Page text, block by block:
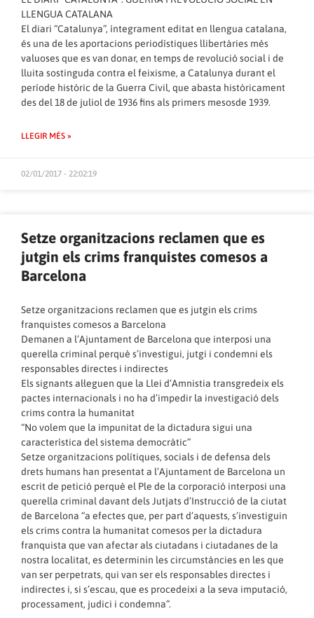
LLENGUA CATALANA
El diari “Catalunya”, íntegrament editat en llengua catalana,
és una de les aportacions periodístiques llibertàries més
valuoses que es van donar, en temps de revolució social i de
lluita sostinguda contra el feixisme, a Catalunya durant el
període històric de la Guerra Civil, que abasta històricament
des del 18 de juliol de 1936 fins als primers mesosde 1939.
LLEGIR MÉS »
02/01/2017 - 22:02:19
Setze organitzacions reclamen que es
jutgin els crims franquistes comesos a
Barcelona
Setze organitzacions reclamen que es jutgin els crims
franquistes comesos a Barcelona
Demanen a l’Ajuntament de Barcelona que interposi una
querella criminal perquè s’investigui, jutgi i condemni els
responsables directes i indirectes
Els signants al·leguen que la Llei d’Amnistia transgredeix els
pactes internacionals i no ha d’impedir la investigació dels
crims contra la humanitat
“No volem que la impunitat de la dictadura sigui una
característica del sistema democràtic”
Setze organitzacions polítiques, socials i de defensa dels
drets humans han presentat a l’Ajuntament de Barcelona un
escrit de petició perquè el Ple de la corporació interposi una
querella criminal davant dels Jutjats d’Instrucció de la ciutat
de Barcelona “a efectes que, per part d’aquests, s’investiguin
els crims contra la humanitat comesos per la dictadura
franquista que van afectar als ciutadans i ciutadanes de la
nostra localitat, es determinin les circumstàncies en les que
van ser perpetrats, qui van ser els responsables directes i
indirectes i, si s’escau, que es procedeixi a la seva imputació,
processament, judici i condemna”.